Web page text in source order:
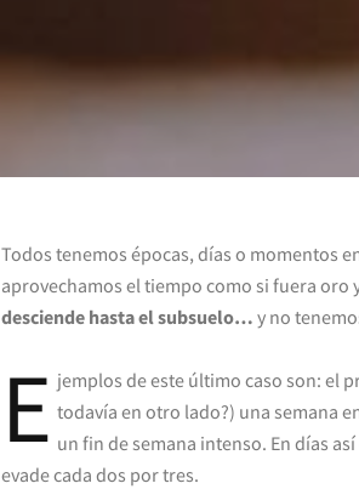
Todos tenemos épocas, días o momentos
aprovechamos el tiempo como si fuera
desciende hasta el subsuelo… y no
E jemplos de este último caso son: el
todavía en otro lado?) una semana
un fin de semana intenso. En días
evade cada dos por tres.